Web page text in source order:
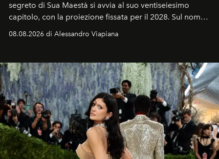
segreto di Sua Maestà si avvia al suo ventiseiesimo
capitolo, con la proiezione fissata per il 2028. Sul nome
dell’attore chiamato a raccogliere l’eredità di Daniel
Craig, però, regna ancora il più assoluto riserbo.
08.08.2026 di Alessandro Viapiana